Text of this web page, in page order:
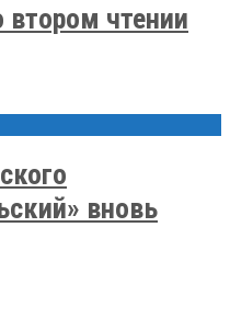
втором чтении
вновь